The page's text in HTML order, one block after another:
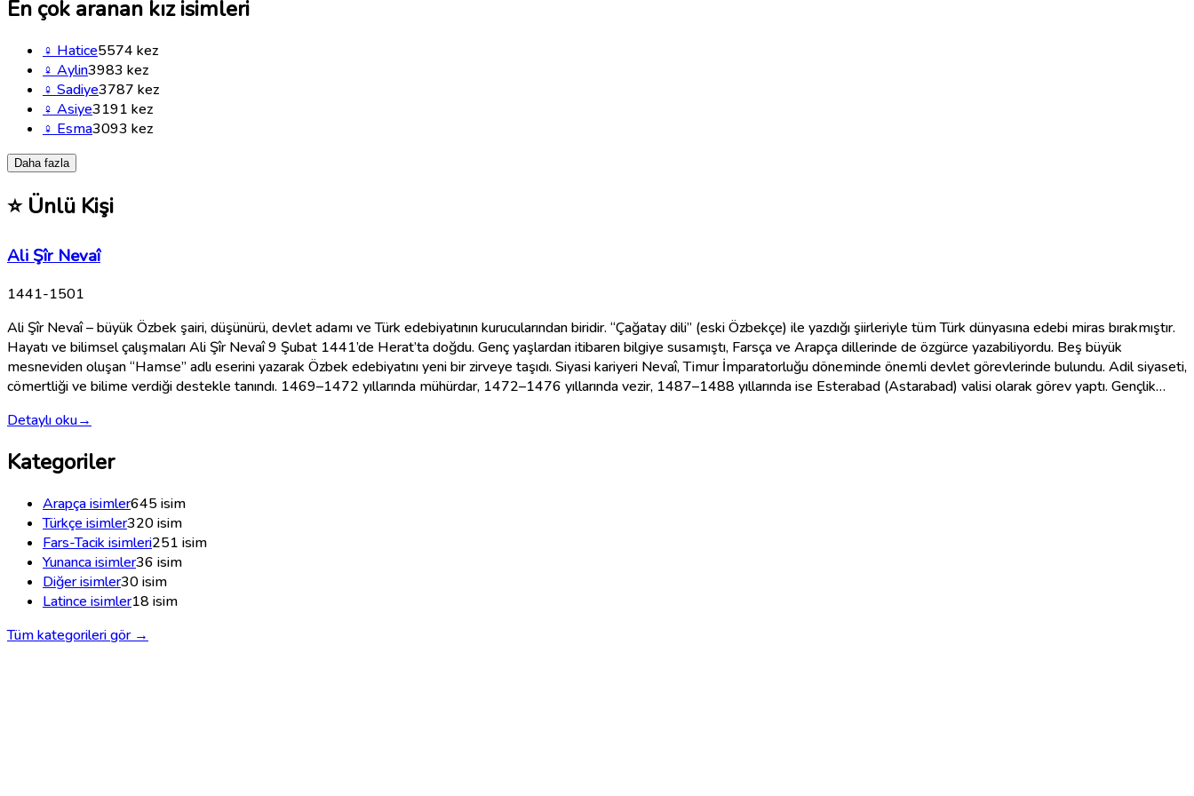
En çok aranan kız isimleri
♀ Hatice5574 kez
♀ Aylin3983 kez
♀ Sadiye3787 kez
♀ Asiye3191 kez
♀ Esma3093 kez
Daha fazla
⭐ Ünlü Kişi
Ali Şîr Nevaî
1441-1501
Ali Şîr Nevaî – büyük Özbek şairi, düşünürü, devlet adamı ve Türk edebiyatının kurucularından biridir. “Çağatay dili” (eski Özbekçe) ile yazdığı şiirleriyle tüm Türk dünyasına edebi miras bırakmıştır.
Hayatı ve bilimsel çalışmaları Ali Şîr Nevaî 9 Şubat 1441’de Herat’ta doğdu. Genç yaşlardan itibaren bilgiye susamıştı, Farsça ve Arapça dillerinde de özgürce yazabiliyordu. Beş büyük
mesneviden oluşan “Hamse” adlı eserini yazarak Özbek edebiyatını yeni bir zirveye taşıdı. Siyasi kariyeri Nevaî, Timur İmparatorluğu döneminde önemli devlet görevlerinde bulundu. Adil siyaseti,
cömertliği ve bilime verdiği destekle tanındı. 1469–1472 yıllarında mühürdar, 1472–1476 yıllarında vezir, 1487–1488 yıllarında ise Esterabad (Astarabad) valisi olarak görev yaptı. Gençlik…
Detaylı oku→
Kategoriler
Arapça isimler645isim
Türkçe isimler320isim
Fars-Tacik isimleri251 isim
Yunanca isimler36 isim
Diğer isimler30isim
Latince isimler18 isim
Tüm kategorileri gör →